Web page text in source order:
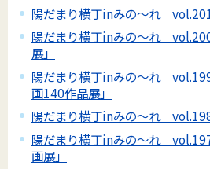
陽だまり横丁inみの～れ
陽だまり横丁inみの～れ
展」
陽だまり横丁inみの～れ
画140作品展」
陽だまり横丁inみの～れ
陽だまり横丁inみの～れ
画展」